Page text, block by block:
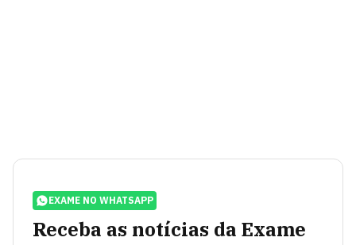
EXAME NO WHATSAPP
Receba as notícias da Exame